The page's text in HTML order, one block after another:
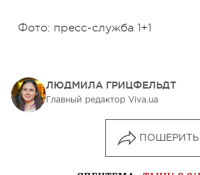
Фото: пресс-служба 1+1
ЛЮДМИЛА ГРИЦФЕЛЬДТ
Главный редактор Viva.ua
ПОШЕРИТЬ